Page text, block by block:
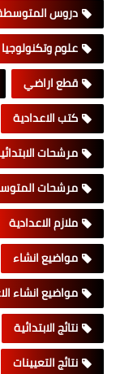
دروس
علوم وتكنولوجيا
قطع اراضي
كتب الاعدادية
مرشحات
مرشحات
ملازم الاعدادية
مواضيع انشاء
مواضيع انشاء
نتائج الابتدائية
نتائج التعيينات